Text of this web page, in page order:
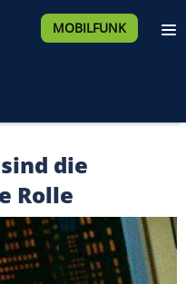
MOBILFUNK
die
Rolle